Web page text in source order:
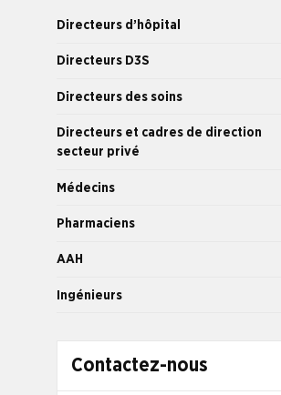
Directeurs d’hôpital
Directeurs D3S
Directeurs des soins
Directeurs et cadres de direction
secteur privé
Médecins
Pharmaciens
AAH
Ingénieurs
Contactez-nous